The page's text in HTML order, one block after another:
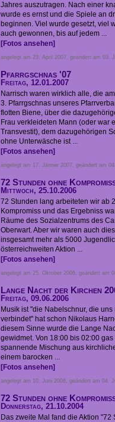
Jahres auszutragen. Nach einer
wurde es ernst und die Spiele an
beginnen. Viel wurde gesetzt, viel
auch gewonnen, bis auf jedem ...
[Fotos ansehen]
angelegt am 23. April 2007, geändert am 03.
Pfarrgschnas '07
Freitag, 12.01.2007
Narrisch waren wirklich alle, die
3. Pfarrgschnas unseres
flotten Biene, über die
Frau verkleideten Mann (oder war
Transvestit), dem dazugehörigen
ohne Unterwäsche ist ...
[Fotos ansehen]
angelegt am 17. Jänner 2007, geändert am
72 Stunden ohne
Mittwoch, 25.10.2006
72 Stunden lang arbeiteten wir ab
Kompromiss und das Ergebniss
Räume des Sozialzentrums des
Oberwart. Aber wir waren auch
insgesamt mehr als 5000
österreichweiten Aktion ...
[Fotos ansehen]
angelegt am 25. Oktober 2006, geändert am
Lange Nacht der Kirchen
Freitag, 09.06.2006
Musik ist "die Nabelschnur, die
verbindet" hat schon Nikolaus
diesem Sinne wurde die Lange
gewidmet. Von 18:00 bis 02:00
spannende Mischung aus
einem barocken ...
[Fotos ansehen]
angelegt am 10. Juni 2006, geändert am 04.
72 Stunden ohne
Donnerstag, 21.10.2004
Das zweite Mal fand die Aktion "72